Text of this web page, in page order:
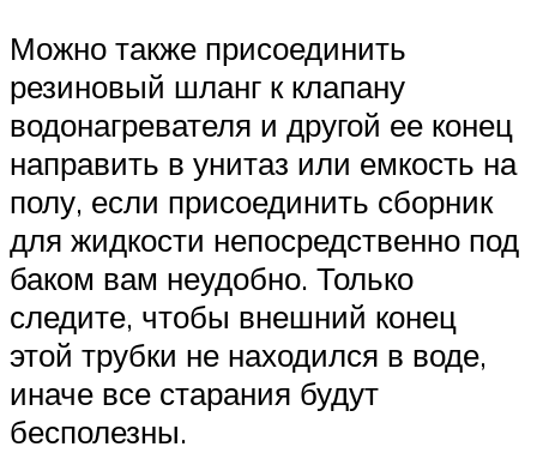
Можно также присоединить
резиновый шланг к клапану
водонагревателя и другой ее конец
направить в унитаз или емкость на
полу, если присоединить сборник
для жидкости непосредственно под
баком вам неудобно. Только
следите, чтобы внешний конец
этой трубки не находился в воде,
иначе все старания будут
бесполезны.